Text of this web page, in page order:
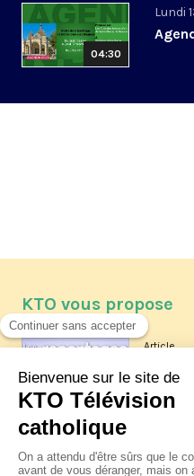
04:30
Lundi
KTO vous propose
Article
Les
La
XIV à